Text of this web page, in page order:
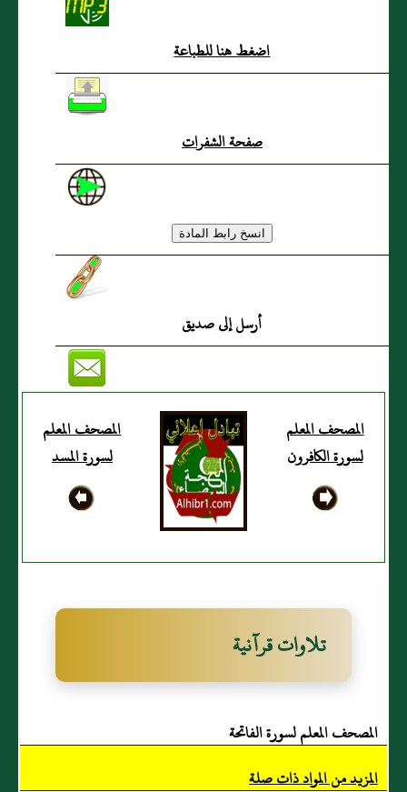
اضغط هنا للطباعة
صفحة الشفرات
أرسل إلى صديق
المصحف المعلم
لسورة الكافرون
المصحف المعلم
لسورة المسد
تلاوات قرآنية
المصحف المعلم لسورة الفاتحة
المزيد من المواد ذات صلة